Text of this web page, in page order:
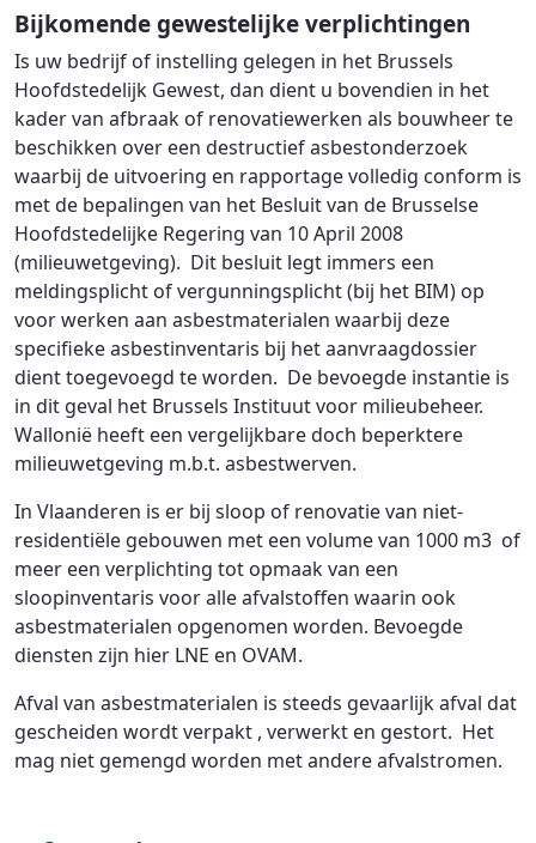
Bijkomende gewestelijke verplichtingen
Is uw bedrijf of instelling gelegen in het Brussels
Hoofdstedelijk Gewest, dan dient u bovendien in het
kader van afbraak of renovatiewerken als bouwheer te
beschikken over een destructief asbestonderzoek
waarbij de uitvoering en rapportage volledig conform is
met de bepalingen van het Besluit van de Brusselse
Hoofdstedelijke Regering van 10 April 2008
(milieuwetgeving). Dit besluit legt immers een
meldingsplicht of vergunningsplicht (bij het BIM) op
voor werken aan asbestmaterialen waarbij deze
specifieke asbestinventaris bij het aanvraagdossier
dient toegevoegd te worden. De bevoegde instantie is
in dit geval het Brussels Instituut voor milieubeheer.
Wallonië heeft een vergelijkbare doch beperktere
milieuwetgeving m.b.t. asbestwerven.
In Vlaanderen is er bij sloop of renovatie van niet-
residentiële gebouwen met een volume van 1000 m3 of
meer een verplichting tot opmaak van een
sloopinventaris voor alle afvalstoffen waarin ook
asbestmaterialen opgenomen worden. Bevoegde
diensten zijn hier LNE en OVAM.
Afval van asbestmaterialen is steeds gevaarlijk afval dat
gescheiden wordt verpakt , verwerkt en gestort. Het
mag niet gemengd worden met andere afvalstromen.